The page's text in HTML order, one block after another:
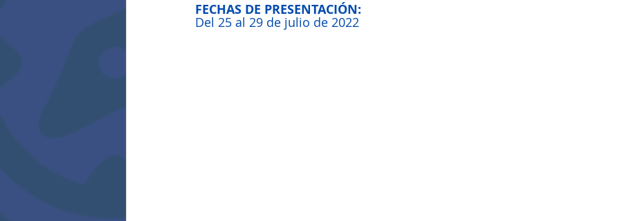
FECHAS DE PRESENTACIÓN:
Del 25 al 29 de julio de 2022